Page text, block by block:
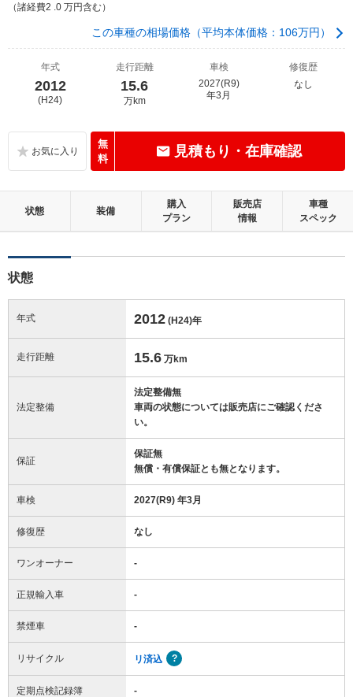
（諸経費2 .0 万円含む）
この車種の相場価格（平均本体価格：106万円）
年式
2012
(H24)
走行距離
15.6
万km
車検
2027(R9)
年3月
修復歴
なし
無
料
見積もり・在庫確認
状態 装備
購入
プラン
販売店
情報
車種
スペック
状態
年式 2012 (H24)年
走行距離 15.6 万km
法定整備
法定整備無
車両の状態については販売店にご確認くださ
い。
保証
保証無
無償・有償保証とも無となります。
車検 2027(R9) 年3月
修復歴 なし
ワンオーナー -
正規輸入車 -
禁煙車 -
リサイクル リ済込
定期点検記録簿 -